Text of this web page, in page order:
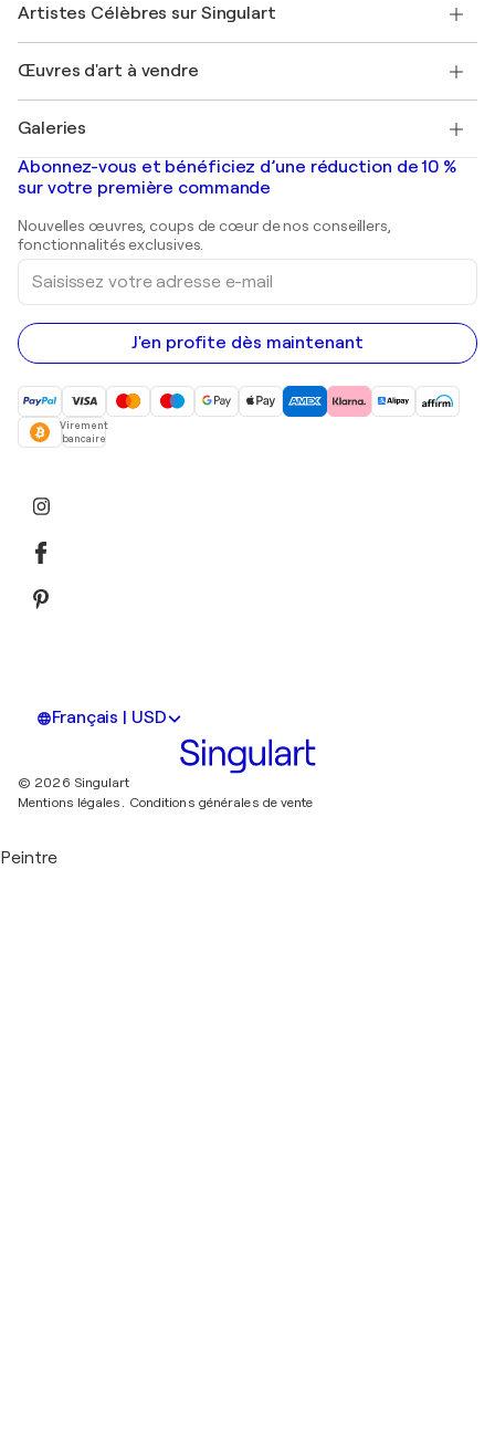
Mon compte
+33 1 76 44 06 42
Magazine Singulart
Emplois
Découvrez une sélection d'art original
Se connecter en tant qu'Artiste
Artistes Célèbres sur Singulart
Marc Chagall
Banksy
Mr. Brainwash
Shepard Fairey
Œuvres d'art à vendre
Tableaux abstraits à vendre
Peintures de paysage
Estampes
Peintures acryliques
Galeries
Galeries d'art en France
Galeries d'art en Belgique
Abonnez-vous et bénéficiez d’une réduction de 10 %
sur votre première commande
Nouvelles œuvres, coups de cœur de nos conseillers,
fonctionnalités exclusives.
Saisissez
votre
adresse
e-
mail
J'en profite dès maintenant
Virement
bancaire
Français | USD
© 2026 Singulart
Mentions légales. Conditions générales de vente
Peintre